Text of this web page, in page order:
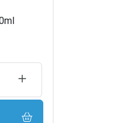
UNIDADEAUMENTAR UMA